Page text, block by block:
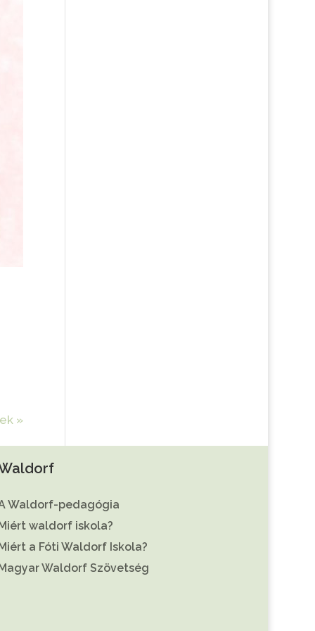
»
Waldorf-pedagógia
waldorf iskola?
a Fóti Waldorf Iskola?
Waldorf Szövetség